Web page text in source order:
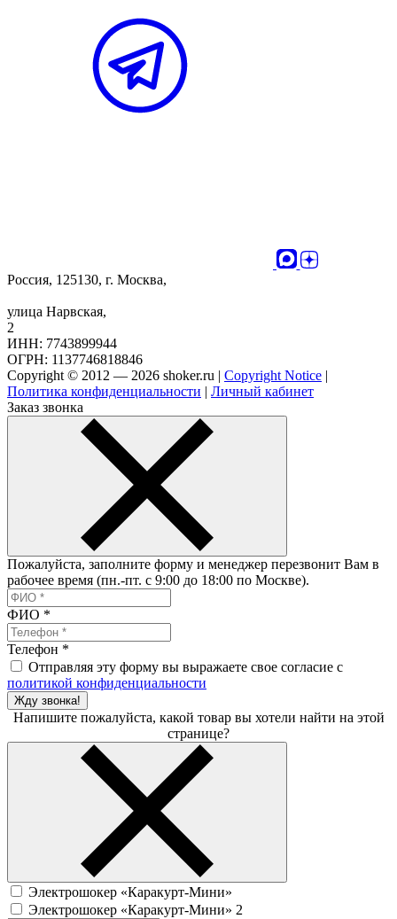
Россия, 125130, г. Москва,
улица Нарвская,
2
ИНН: 7743899944
ОГРН: 1137746818846
Copyright © 2012 — 2026 shoker.ru | Copyright Notice |
Политика конфиденциальности | Личный кабинет
Заказ звонка
Пожалуйста, заполните форму и менеджер перезвонит Вам в
рабочее время (пн.-пт. с 9:00 до 18:00 по Москве).
ФИО *
Телефон *
Отправляя эту форму вы выражаете свое согласие с
политикой конфиденциальности
Жду звонка!
Напишите пожалуйста, какой товар вы хотели найти на этой
странице?
Электрошокер «Каракурт-Мини»
Электрошокер «Каракурт-Мини» 2